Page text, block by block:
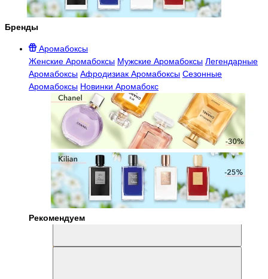
Бренды
Аромабоксы
Женские Аромабоксы Мужские Аромабоксы Легендарные
Аромабоксы Афродизиак Аромабоксы Сезонные
Аромабоксы Новинки Аромабокс
Рекомендуем